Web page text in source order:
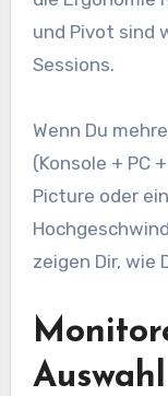
und Pivot sind
Sessions.
Wenn Du
(Konsole + PC
Picture oder
zeigen Dir, wie